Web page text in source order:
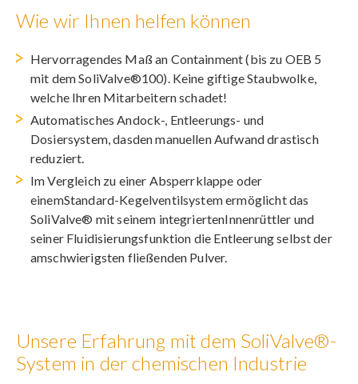
Wie wir Ihnen helfen können
Hervorragendes Maß an Containment (bis zu OEB 5
mit dem SoliValve®100). Keine giftige Staubwolke,
welche Ihren Mitarbeitern schadet!
Automatisches Andock-, Entleerungs- und
Dosiersystem, dasden manuellen Aufwand drastisch
reduziert.
Im Vergleich zu einer Absperrklappe oder
einemStandard-Kegelventilsystem ermöglicht das
SoliValve® mit seinem integriertenInnenrüttler und
seiner Fluidisierungsfunktion die Entleerung selbst der
amschwierigsten fließenden Pulver.
Unsere Erfahrung mit dem SoliValve®-
System in der chemischen Industrie